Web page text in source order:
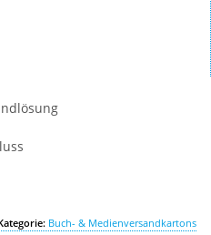
Buch- & Medienversandkartons